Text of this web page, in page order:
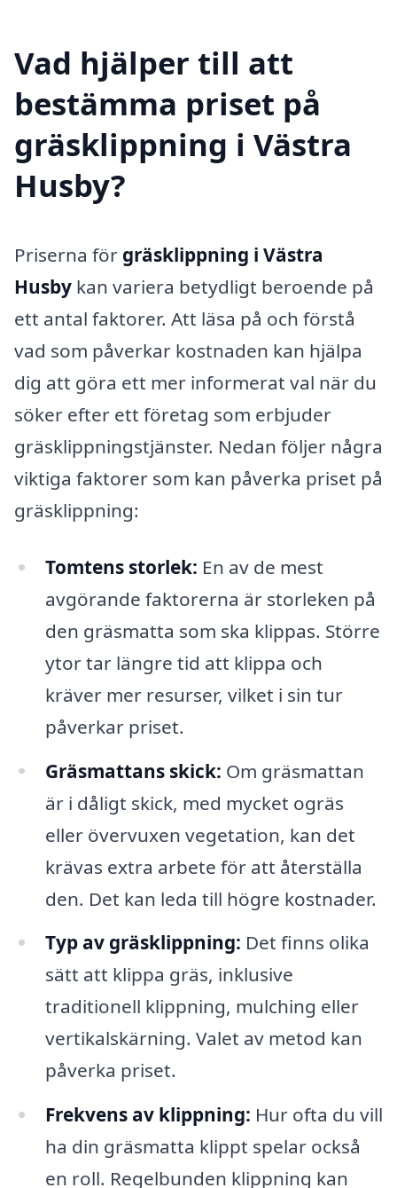
Vad hjälper till att
bestämma priset på
gräsklippning i Västra
Husby?
Priserna för gräsklippning i Västra
Husby kan variera betydligt beroende på
ett antal faktorer. Att läsa på och förstå
vad som påverkar kostnaden kan hjälpa
dig att göra ett mer informerat val när du
söker efter ett företag som erbjuder
gräsklippningstjänster. Nedan följer några
viktiga faktorer som kan påverka priset på
gräsklippning:
Tomtens storlek: En av de mest
avgörande faktorerna är storleken på
den gräsmatta som ska klippas. Större
ytor tar längre tid att klippa och
kräver mer resurser, vilket i sin tur
påverkar priset.
Gräsmattans skick: Om gräsmattan
är i dåligt skick, med mycket ogräs
eller övervuxen vegetation, kan det
krävas extra arbete för att återställa
den. Det kan leda till högre kostnader.
Typ av gräsklippning: Det finns olika
sätt att klippa gräs, inklusive
traditionell klippning, mulching eller
vertikalskärning. Valet av metod kan
påverka priset.
Frekvens av klippning: Hur ofta du vill
ha din gräsmatta klippt spelar också
en roll. Regelbunden klippning kan